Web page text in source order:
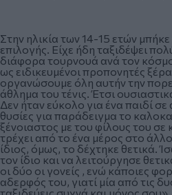
Στην ηλικία των 14-15 ετών
επιλογής. Είχε ήδη ταξιδέψει
διάφορα τουρνουά ανά τον
ως ειδικευμένοι προπονητές
οργανώσουμε όλη αυτήν την
άθλημα του τένις. Έτσι
Δεν ήταν εύκολο για ένα παιδί σε
θυσίες για παράδειγμα το
ξένοιαστος με του φίλους του σε
τρέχει από το ένα μέρος στο
ίδιος, όμως, το δέχτηκε θετικά.
τον ίδιο και να λειτούργησε
οι δύο οι γονείς , ενώ κάποιες
αδερφός του, γιατί μία από τις